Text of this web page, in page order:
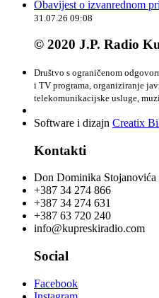
Obavijest o izvanrednom
31.07.26 09:08
© 2020 J.P. Radio
Društvo s ograničenom
i TV programa, organiziranje
telekomunikacijske usluge,
Software i dizajn Creatix
Kontakti
Don Dominika Stojanovića
+387 34 274 866
+387 34 274 631
+387 63 720 240
info@kupreskiradio.com
Social
Facebook